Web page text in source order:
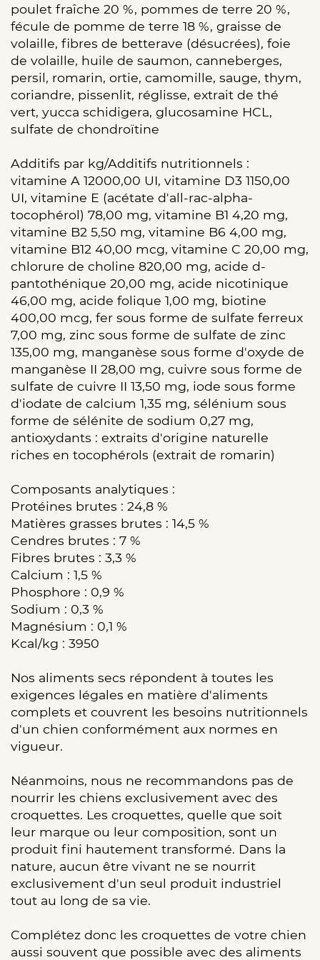
poulet fraîche 20 %, pommes de terre 20 %,
fécule de pomme de terre 18 %, graisse de
volaille, fibres de betterave (désucrées), foie
de volaille, huile de saumon, canneberges,
persil, romarin, ortie, camomille, sauge, thym,
coriandre, pissenlit, réglisse, extrait de thé
vert, yucca schidigera, glucosamine HCL,
sulfate de chondroïtine
Additifs par kg/Additifs nutritionnels :
vitamine A 12000,00 UI, vitamine D3 1150,00
UI, vitamine E (acétate d'all-rac-alpha-
tocophérol) 78,00 mg, vitamine B1 4,20 mg,
vitamine B2 5,50 mg, vitamine B6 4,00 mg,
vitamine B12 40,00 mcg, vitamine C 20,00 mg,
chlorure de choline 820,00 mg, acide d-
pantothénique 20,00 mg, acide nicotinique
46,00 mg, acide folique 1,00 mg, biotine
400,00 mcg, fer sous forme de sulfate ferreux
7,00 mg, zinc sous forme de sulfate de zinc
135,00 mg, manganèse sous forme d'oxyde de
manganèse II 28,00 mg, cuivre sous forme de
sulfate de cuivre II 13,50 mg, iode sous forme
d'iodate de calcium 1,35 mg, sélénium sous
forme de sélénite de sodium 0,27 mg,
antioxydants : extraits d'origine naturelle
riches en tocophérols (extrait de romarin)
Composants analytiques :
Protéines brutes : 24,8 %
Matières grasses brutes : 14,5 %
Cendres brutes : 7 %
Fibres brutes : 3,3 %
Calcium : 1,5 %
Phosphore : 0,9 %
Sodium : 0,3 %
Magnésium : 0,1 %
Kcal/kg : 3950
Nos aliments secs répondent à toutes les
exigences légales en matière d'aliments
complets et couvrent les besoins nutritionnels
d'un chien conformément aux normes en
vigueur.
Néanmoins, nous ne recommandons pas de
nourrir les chiens exclusivement avec des
croquettes. Les croquettes, quelle que soit
leur marque ou leur composition, sont un
produit fini hautement transformé. Dans la
nature, aucun être vivant ne se nourrit
exclusivement d'un seul produit industriel
tout au long de sa vie.
Complétez donc les croquettes de votre chien
aussi souvent que possible avec des aliments